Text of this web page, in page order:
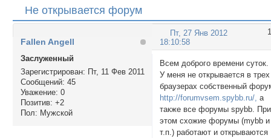
Не открывается форум
1
Пт, 27 Янв 2012
18:10:58
Fallen Angell
Заслуженный
Зарегистрирован: Пт, 11 Фев 2011
Сообщений: 45
Уважение: 0
Позитив: +2
Пол: Мужской
Всем доброго времени суток.
У меня не открывается в трех
браузерах собственный
http://forumvsem.spybb.ru/, а
также все форумы spybb. При
этом схожие форумы (mybb и
т.п.) работают и открываются